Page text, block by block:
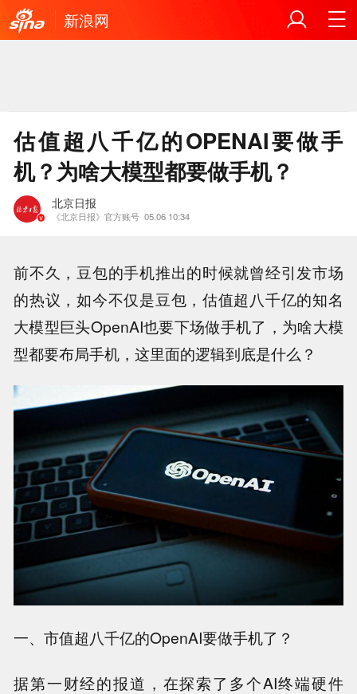
新浪网
估值超八千亿的OPENAI要做手
机？为啥大模型都要做手机？
北京日报
《北京日报》官方账号 05.06 10:34
前不久，豆包的手机推出的时候就曾经引发市场
的热议，如今不仅是豆包，估值超八千亿的知名
大模型巨头OpenAI也要下场做手机了，为啥大模
型都要布局手机，这里面的逻辑到底是什么？
一、市值超八千亿的OpenAI要做手机了？
据第一财经的报道，在探索了多个AI终端硬件